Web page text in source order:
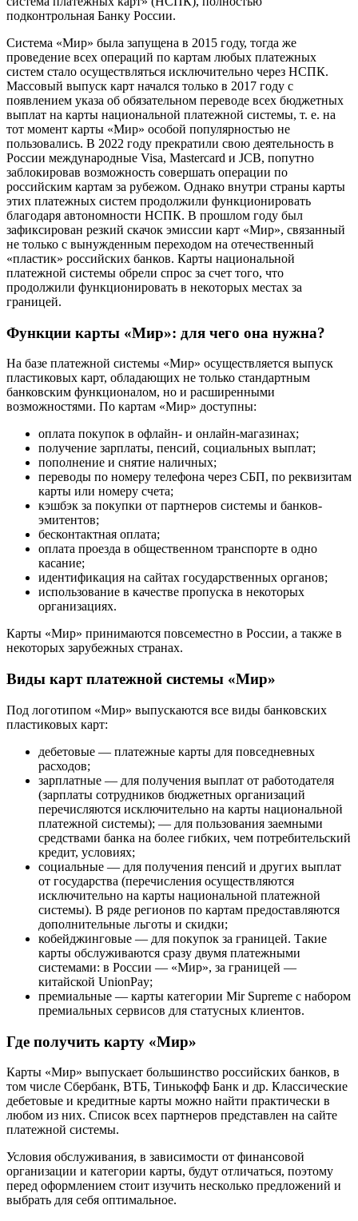
подконтрольная Банку России.
Система «Мир» была запущена в 2015 году, тогда же
проведение всех операций по картам любых платежных
систем стало осуществляться исключительно через НСПК.
Массовый выпуск карт начался только в 2017 году с
появлением указа об обязательном переводе всех бюджетных
выплат на карты национальной платежной системы, т. е. на
тот момент карты «Мир» особой популярностью не
пользовались. В 2022 году прекратили свою деятельность в
России международные Visa, Mastercard и JCB, попутно
заблокировав возможность совершать операции по
российским картам за рубежом. Однако внутри страны карты
этих платежных систем продолжили функционировать
благодаря автономности НСПК. В прошлом году был
зафиксирован резкий скачок эмиссии карт «Мир», связанный
не только с вынужденным переходом на отечественный
«пластик» российских банков. Карты национальной
платежной системы обрели спрос за счет того, что
продолжили функционировать в некоторых местах за
границей.
Функции карты «Мир»: для чего она нужна?
На базе платежной системы «Мир» осуществляется выпуск
пластиковых карт, обладающих не только стандартным
банковским функционалом, но и расширенными
возможностями. По картам «Мир» доступны:
оплата покупок в офлайн- и онлайн-магазинах;
получение зарплаты, пенсий, социальных выплат;
пополнение и снятие наличных;
переводы по номеру телефона через СБП, по реквизитам
карты или номеру счета;
кэшбэк за покупки от партнеров системы и банков-
эмитентов;
бесконтактная оплата;
оплата проезда в общественном транспорте в одно
касание;
идентификация на сайтах государственных органов;
использование в качестве пропуска в некоторых
организациях.
Карты «Мир» принимаются повсеместно в России, а также в
некоторых зарубежных странах.
Виды карт платежной системы «Мир»
Под логотипом «Мир» выпускаются все виды банковских
пластиковых карт:
дебетовые — платежные карты для повседневных
расходов;
зарплатные — для получения выплат от работодателя
(зарплаты сотрудников бюджетных организаций
перечисляются исключительно на карты национальной
платежной системы); — для пользования заемными
средствами банка на более гибких, чем потребительский
кредит, условиях;
социальные — для получения пенсий и других выплат
от государства (перечисления осуществляются
исключительно на карты национальной платежной
системы). В ряде регионов по картам предоставляются
дополнительные льготы и скидки;
кобейджинговые — для покупок за границей. Такие
карты обслуживаются сразу двумя платежными
системами: в России — «Мир», за границей —
китайской UnionPay;
премиальные — карты категории Mir Supreme с набором
премиальных сервисов для статусных клиентов.
Где получить карту «Мир»
Карты «Мир» выпускает большинство российских банков, в
том числе Сбербанк, ВТБ, Тинькофф Банк и др. Классические
дебетовые и кредитные карты можно найти практически в
любом из них. Список всех партнеров представлен на сайте
платежной системы.
Условия обслуживания, в зависимости от финансовой
организации и категории карты, будут отличаться, поэтому
перед оформлением стоит изучить несколько предложений и
выбрать для себя оптимальное.